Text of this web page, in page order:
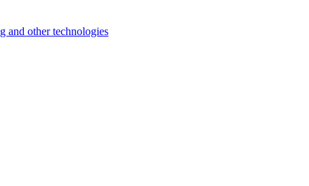
and other technologies